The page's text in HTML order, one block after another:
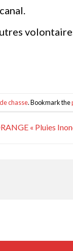
chasse. Bookmark the
« Pluies